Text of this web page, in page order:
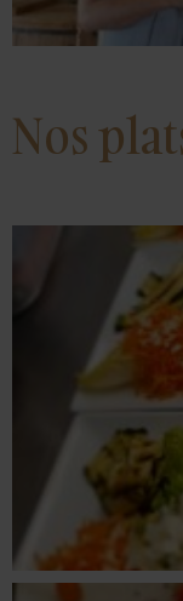
Nos